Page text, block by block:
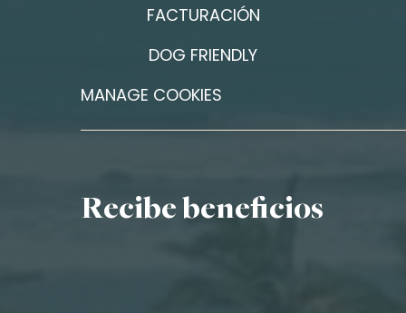
FACTURACIÓN
DOG FRIENDLY
MANAGE COOKIES
Recibe beneficios